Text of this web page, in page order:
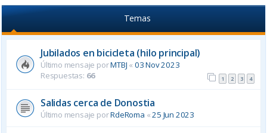
Temas
Jubilados en bicicleta (hilo principal)
Último mensaje porMTBJ « 03 Nov 2023
Respuestas: 66 1 2 3 4
Salidas cerca de Donostia
Último mensaje porRdeRoma «25 Jun 2023